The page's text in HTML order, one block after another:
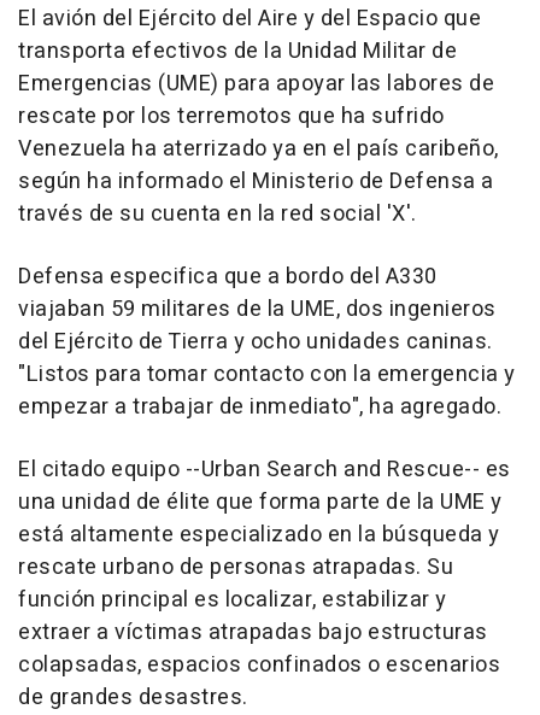
El avión del Ejército del Aire y del Espacio que
transporta efectivos de la Unidad Militar de
Emergencias (UME) para apoyar las labores de
rescate por los terremotos que ha sufrido
Venezuela ha aterrizado ya en el país caribeño,
según ha informado el Ministerio de Defensa a
través de su cuenta en la red social 'X'.
Defensa especifica que a bordo del A330
viajaban 59 militares de la UME, dos ingenieros
del Ejército de Tierra y ocho unidades caninas.
"Listos para tomar contacto con la emergencia y
empezar a trabajar de inmediato", ha agregado.
El citado equipo --Urban Search and Rescue-- es
una unidad de élite que forma parte de la UME y
está altamente especializado en la búsqueda y
rescate urbano de personas atrapadas. Su
función principal es localizar, estabilizar y
extraer a víctimas atrapadas bajo estructuras
colapsadas, espacios confinados o escenarios
de grandes desastres.